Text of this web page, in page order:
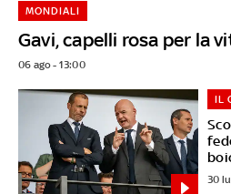
Gavi, capelli rosa per la
MONDIALI
06 ago - 13:00
IL
30